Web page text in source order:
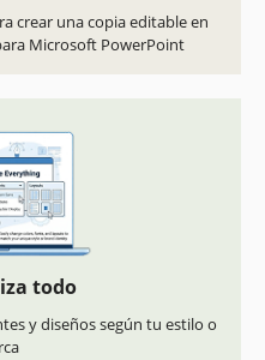
crear una copia editable en
Microsoft PowerPoint
todo
y diseños según tu estilo o